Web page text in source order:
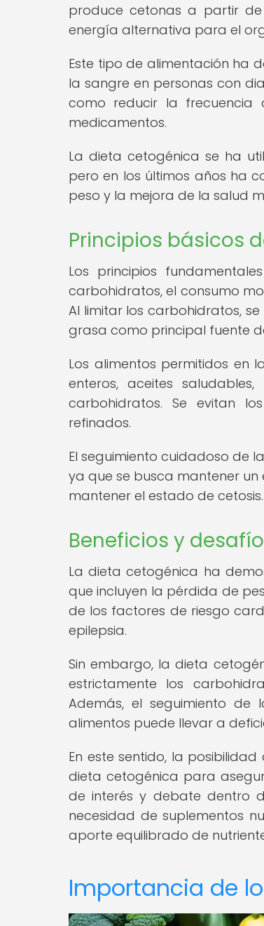
produce cetonas a partir
energía alternativa para el
Este tipo de alimentación ha
la sangre en personas con
como reducir la frecuencia
medicamentos.
La dieta cetogénica se ha
pero en los últimos años ha
peso y la mejora de la salud
Principios básicos
Los principios
carbohidratos, el consumo
Al limitar los carbohidratos,
grasa como principal fuente
Los alimentos permitidos en
enteros, aceites
carbohidratos. Se evitan
refinados.
El seguimiento cuidadoso de
ya que se busca mantener
mantener el estado de cetosis.
Beneficios y
La dieta cetogénica ha
que incluyen la pérdida de
de los factores de riesgo
epilepsia.
Sin embargo, la dieta
estrictamente los
Además, el seguimiento
alimentos puede llevar a
En este sentido, la
dieta cetogénica para
de interés y debate dentro
necesidad de suplementos
aporte equilibrado de
Importancia de